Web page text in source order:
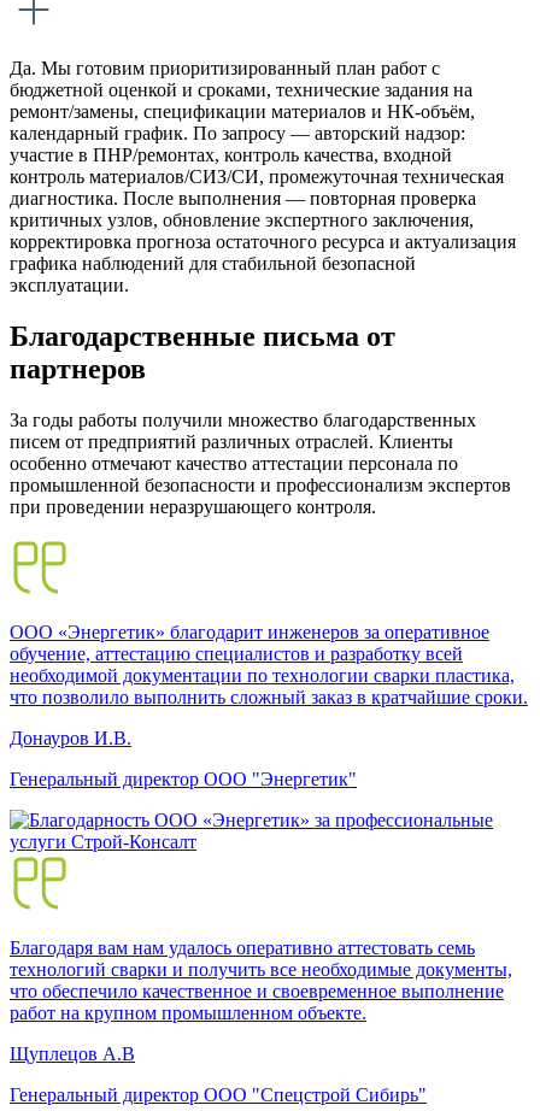
Да. Мы готовим приоритизированный план работ с
бюджетной оценкой и сроками, технические задания на
ремонт/замены, спецификации материалов и НК-объём,
календарный график. По запросу — авторский надзор:
участие в ПНР/ремонтах, контроль качества, входной
контроль материалов/СИЗ/СИ, промежуточная техническая
диагностика. После выполнения — повторная проверка
критичных узлов, обновление экспертного заключения,
корректировка прогноза остаточного ресурса и актуализация
графика наблюдений для стабильной безопасной
эксплуатации.
Благодарственные письма от
партнеров
За годы работы получили множество благодарственных
писем от предприятий различных отраслей. Клиенты
особенно отмечают качество аттестации персонала по
промышленной безопасности и профессионализм экспертов
при проведении неразрушающего контроля.
ООО «Энергетик» благодарит инженеров за оперативное
обучение, аттестацию специалистов и разработку всей
необходимой документации по технологии сварки пластика,
что позволило выполнить сложный заказ в кратчайшие сроки.
Донауров И.В.
Генеральный директор ООО "Энергетик"
Благодаря вам нам удалось оперативно аттестовать семь
технологий сварки и получить все необходимые документы,
что обеспечило качественное и своевременное выполнение
работ на крупном промышленном объекте.
Щуплецов А.В
Генеральный директор ООО "Спецстрой Сибирь"